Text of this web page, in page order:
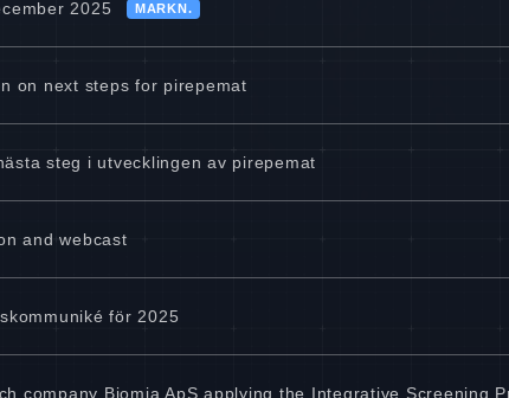
2025 MARKN.
on next steps for pirepemat
steg i utvecklingen av pirepemat
and webcast
för 2025
company Biomia ApS applying the Integrative Screening